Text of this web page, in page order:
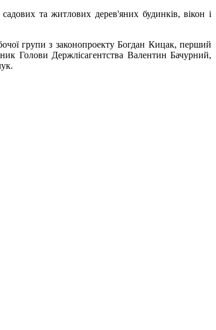
та житлових дерев'яних будинків, вікон і
групи з законопроекту Богдан Кицак, перший
Голови Держлісагентства Валентин Бачурний,